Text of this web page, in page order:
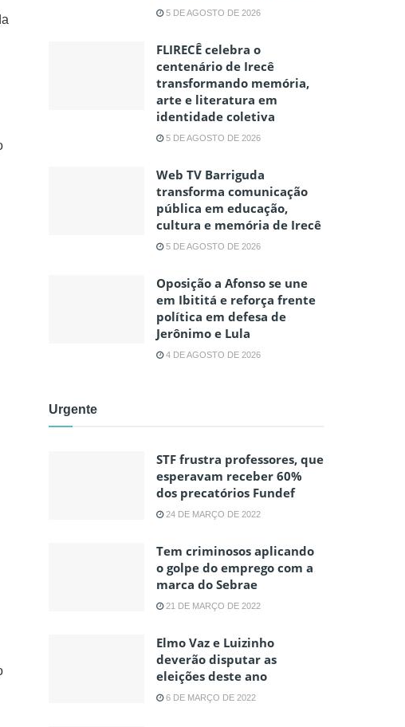
5 DE AGOSTO DE 2026
FLIRECÊ celebra o
centenário de Irecê
transformando memória,
arte e literatura em
identidade coletiva
5 DE AGOSTO DE 2026
Web TV Barriguda
transforma comunicação
pública em educação,
cultura e memória de Irecê
5 DE AGOSTO DE 2026
Oposição a Afonso se une
em Ibititá e reforça frente
política em defesa de
Jerônimo e Lula
4 DE AGOSTO DE 2026
Urgente
STF frustra professores, que
esperavam receber 60%
dos precatórios Fundef
24 DE MARÇO DE 2022
Tem criminosos aplicando
o golpe do emprego com a
marca do Sebrae
21 DE MARÇO DE 2022
Elmo Vaz e Luizinho
deverão disputar as
eleições deste ano
6 DE MARÇO DE 2022